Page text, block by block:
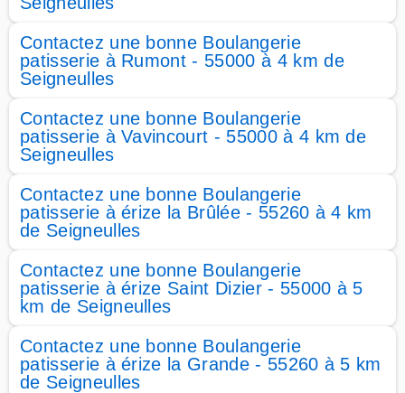
Contactez une bonne Boulangerie
patisserie à Rumont - 55000 à 4 km de
Seigneulles
Contactez une bonne Boulangerie
patisserie à Vavincourt - 55000 à 4 km de
Seigneulles
Contactez une bonne Boulangerie
patisserie à érize la Brûlée - 55260 à 4 km
de Seigneulles
Contactez une bonne Boulangerie
patisserie à érize Saint Dizier - 55000 à 5
km de Seigneulles
Contactez une bonne Boulangerie
patisserie à érize la Grande - 55260 à 5 km
de Seigneulles